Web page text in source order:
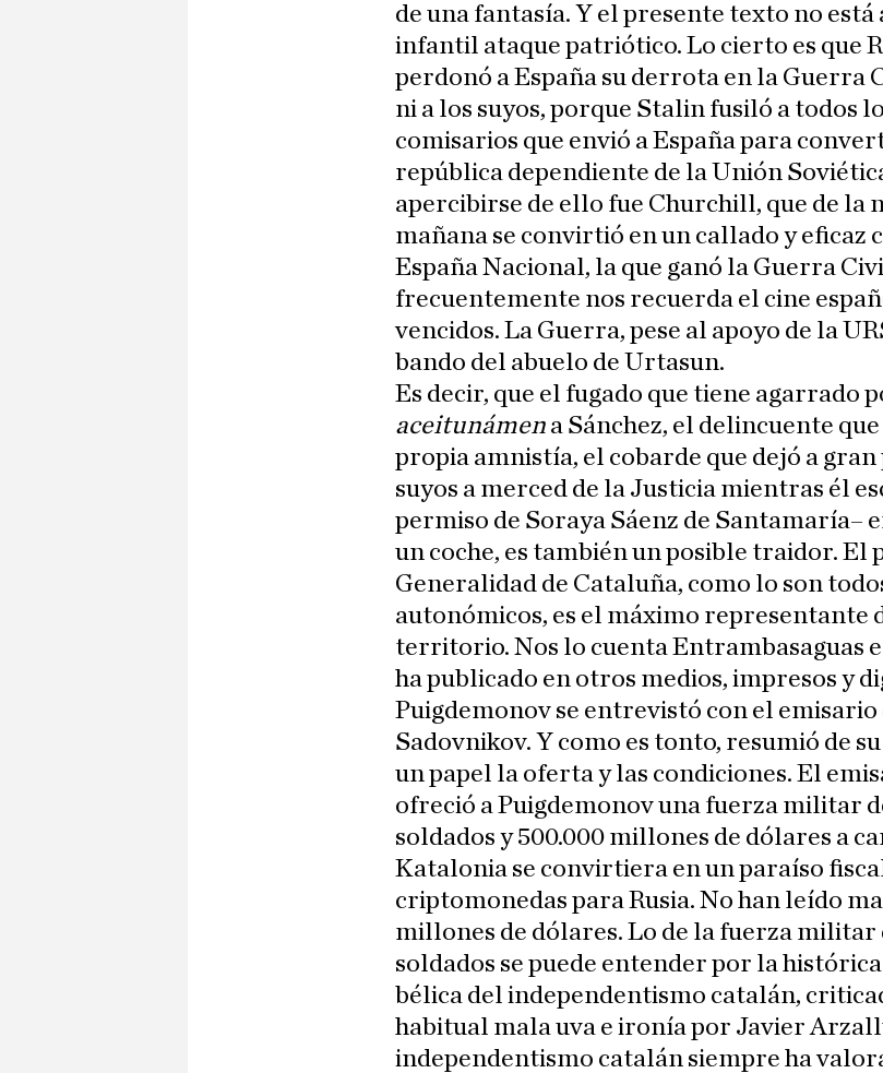
de una fantasía. Y el presente texto no
infantil ataque patriótico. Lo cierto es que
perdonó a España su derrota en la Guerra
ni a los suyos, porque Stalin fusiló a todos
comisarios que envió a España para
república dependiente de la Unión
apercibirse de ello fue Churchill, que de la
mañana se convirtió en un callado y eficaz
España Nacional, la que ganó la Guerra
frecuentemente nos recuerda el cine
vencidos. La Guerra, pese al apoyo de la
bando del abuelo de Urtasun.
Es decir, que el fugado que tiene agarrado
aceitunámen a Sánchez, el delincuente
propia amnistía, el cobarde que dejó a gran
suyos a merced de la Justicia mientras él
permiso de Soraya Sáenz de Santamaría–
un coche, es también un posible traidor. El
Generalidad de Cataluña, como lo son
autonómicos, es el máximo representante
territorio. Nos lo cuenta Entrambasaguas
ha publicado en otros medios, impresos y
Puigdemonov se entrevistó con el
Sadovnikov. Y como es tonto, resumió de
un papel la oferta y las condiciones. El
ofreció a Puigdemonov una fuerza militar
soldados y 500.000 millones de dólares a
Katalonia se convirtiera en un paraíso
criptomonedas para Rusia. No han leído
millones de dólares. Lo de la fuerza militar
soldados se puede entender por la
bélica del independentismo catalán,
habitual mala uva e ironía por Javier
independentismo catalán siempre ha